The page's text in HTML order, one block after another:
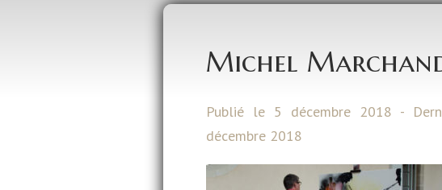
Michel
Publié le 5 décembre 2018 -
décembre 2018